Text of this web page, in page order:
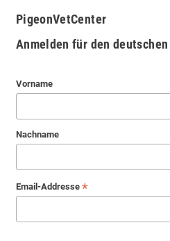
PigeonVetCenter
Anmelden für den
Vorname
Nachname
Email-Addresse *